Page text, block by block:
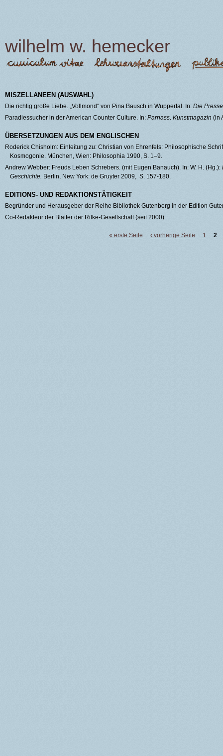
wilhelm w. hemecker
MISZELLANEEN (AUSWAHL)
Die richtig große Liebe. „Vollmond“ von Pina Bausch in Wuppertal. In: Die Presse
Paradiessucher in der American Counter Culture. In: Parnass. Kunstmagazin (in
ÜBERSETZUNGEN AUS DEM ENGLISCHEN
Roderick Chisholm: Einleitung zu: Christian von Ehrenfels: Philosophische
Kosmogonie. München, Wien: Philosophia 1990, S. 1–9.
Andrew Webber: Freuds Leben Schrebers. (mit Eugen Banauch). In: W. H. (Hg.):
Geschichte. Berlin, New York: de Gruyter 2009, S. 157-180.
EDITIONS- UND REDAKTIONSTÄTIGKEIT
Begründer und Herausgeber der Reihe Bibliothek Gutenberg in der Edition
Co-Redakteur der Blätter der Rilke-Gesellschaft (seit 2000).
« erste Seite ‹ vorherige Seite 1 2